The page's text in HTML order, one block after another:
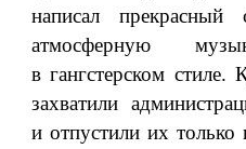
написал прекрасный
атмосферную
в гангстерском
захватили
и отпустили их только